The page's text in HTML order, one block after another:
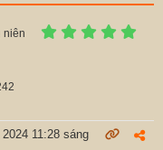
niên
11:28 sáng